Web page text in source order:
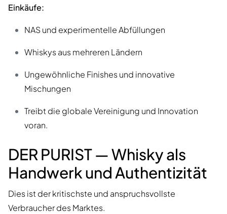
Einkäufe:
NAS und experimentelle Abfüllungen
Whiskys aus mehreren Ländern
Ungewöhnliche Finishes und innovative
Mischungen
Treibt die globale Vereinigung und Innovation
voran.
DER PURIST — Whisky als
Handwerk und Authentizität
Dies ist der kritischste und anspruchsvollste
Verbraucher des Marktes.